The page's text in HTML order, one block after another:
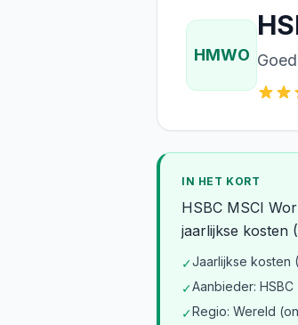
HMWO
IN HET KORT
HSBC MSCI
jaarlijkse kosten
✓Jaarlijkse kosten
✓Aanbieder: HSBC
✓Regio: Wereld